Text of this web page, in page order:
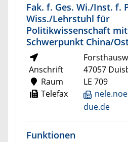
Fak. f. Ges. Wi./Inst. f.
Wiss./Lehrstuhl für
Politikwissenschaft
Schwerpunkt China/
Anschrift
47057
Raum
LE 709
Telefax
due.de
Funktionen